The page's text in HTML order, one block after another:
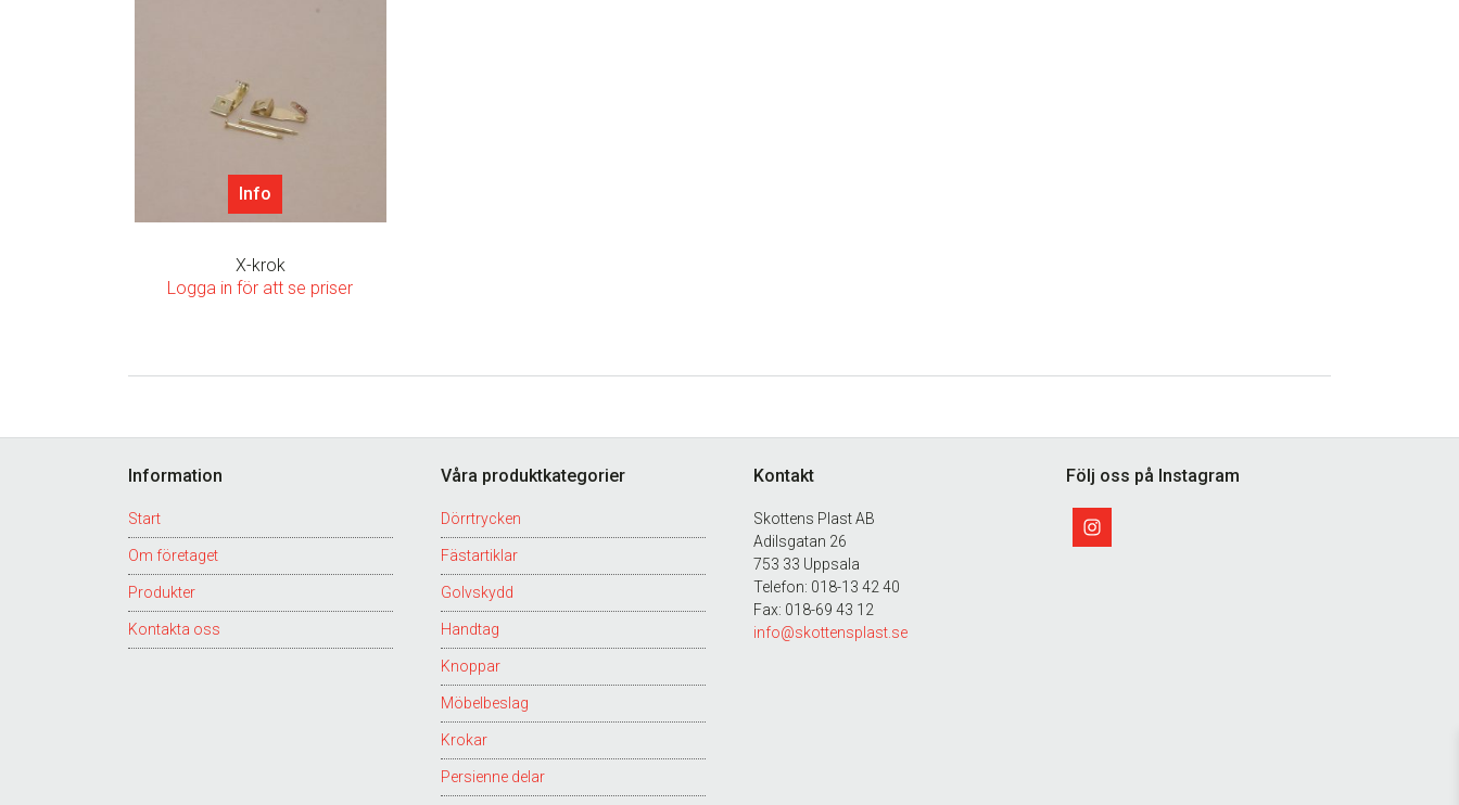
Info
X-krok
Logga in för att se priser
Information
Start
Om företaget
Produkter
Kontakta oss
Våra produktkategorier
Dörrtrycken
Fästartiklar
Golvskydd
Handtag
Knoppar
Möbelbeslag
Krokar
Persienne delar
Kontakt
Skottens Plast AB
Adilsgatan 26
753 33 Uppsala
Telefon: 018-13 42 40
Fax: 018-69 43 12
info@skottensplast.se
Följ oss på Instagram